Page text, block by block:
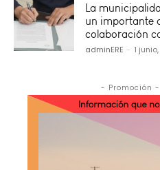
La
un importante
colaboración
adminERE - 1
- Promoción -